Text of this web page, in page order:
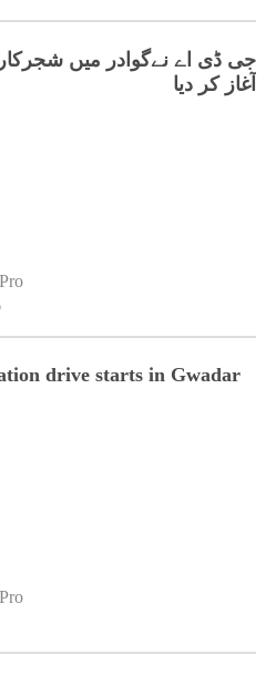
جی ڈی اے نےگوادر میں
آغاز کر دیا
drive starts in Gwadar